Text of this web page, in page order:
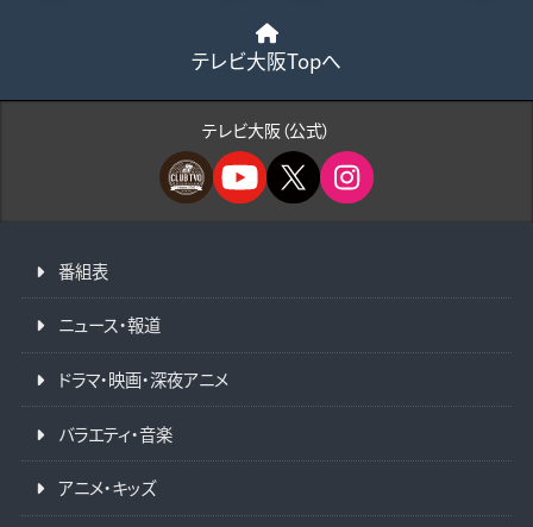
テレビ大阪Topへ
テレビ大阪（公式）
番組表
ニュース・報道
ドラマ・映画・深夜アニメ
バラエティ・音楽
アニメ・キッズ